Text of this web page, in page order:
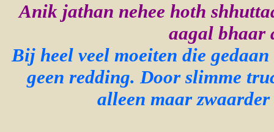
Anik jathan nehee hoth
aagal bhaar
Bij heel veel moeiten die
geen redding. Door slimme
alleen maar zwaarder